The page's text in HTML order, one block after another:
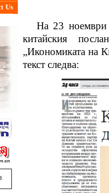
Us
На 23 ноември
китайския
„Икономиката на
текст следва: